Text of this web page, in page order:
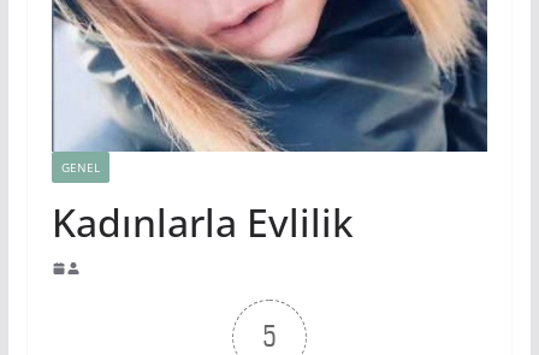
GENEL
Kadınlarla Evlilik
5